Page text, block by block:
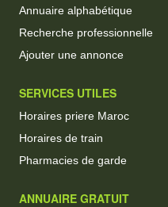
Annuaire alphabétique
Recherche professionnelle
Ajouter une annonce
SERVICES UTILES
Horaires priere Maroc
Horaires de train
Pharmacies de garde
ANNUAIRE GRATUIT